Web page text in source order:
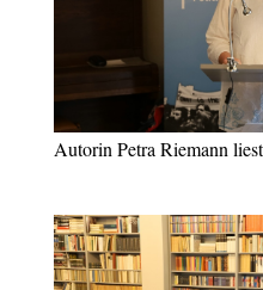
Autorin Petra Riemann